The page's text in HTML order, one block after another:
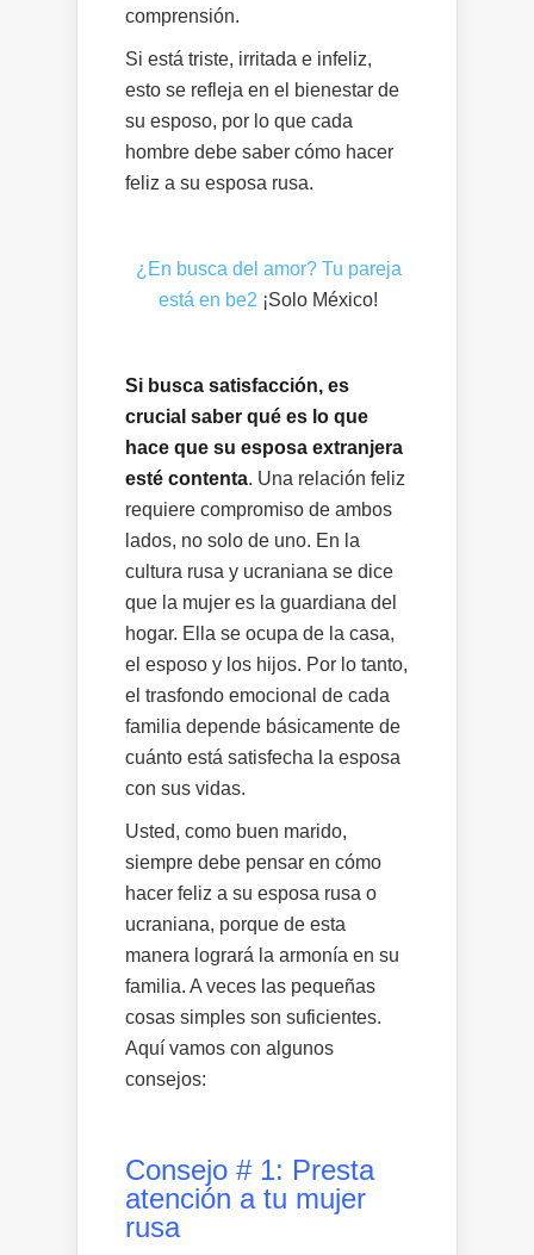
comprensión.
Si está triste, irritada e infeliz,
esto se refleja en el bienestar de
su esposo, por lo que cada
hombre debe saber cómo hacer
feliz a su esposa rusa.
¿En busca del amor? Tu pareja
está en be2 ¡Solo México!
Si busca satisfacción, es
crucial saber qué es lo que
hace que su esposa extranjera
esté contenta. Una relación feliz
requiere compromiso de ambos
lados, no solo de uno. En la
cultura rusa y ucraniana se dice
que la mujer es la guardiana del
hogar. Ella se ocupa de la casa,
el esposo y los hijos. Por lo tanto,
el trasfondo emocional de cada
familia depende básicamente de
cuánto está satisfecha la esposa
con sus vidas.
Usted, como buen marido,
siempre debe pensar en cómo
hacer feliz a su esposa rusa o
ucraniana, porque de esta
manera logrará la armonía en su
familia. A veces las pequeñas
cosas simples son suficientes.
Aquí vamos con algunos
consejos:
Consejo # 1: Presta
atención a tu mujer
rusa